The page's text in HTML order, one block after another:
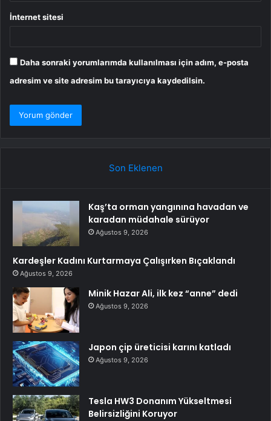
İnternet sitesi
Daha sonraki yorumlarımda kullanılması için adım, e-posta
adresim ve site adresim bu tarayıcıya kaydedilsin.
Son Eklenen
Kaş’ta orman yangınına havadan ve
karadan müdahale sürüyor
Ağustos 9, 2026
Kardeşler Kadını Kurtarmaya Çalışırken Bıçaklandı
Ağustos 9, 2026
Minik Hazar Ali, ilk kez “anne” dedi
Ağustos 9, 2026
Japon çip üreticisi karını katladı
Ağustos 9, 2026
Tesla HW3 Donanım Yükseltmesi
Belirsizliğini Koruyor